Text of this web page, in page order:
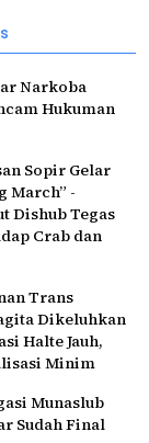
Narkoba
Hukuman
Sopir Gelar
March” -
Dishub Tegas
Crab dan
Trans
Dikeluhkan
Halte Jauh,
Minim
Munaslub
Sudah Final